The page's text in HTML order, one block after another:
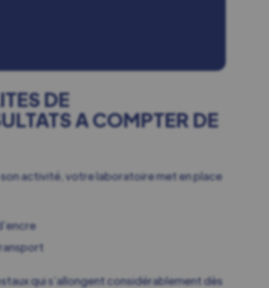
DE
A COMPTER DE
activité, votre laboratoire met en place
qui s’allongent considérablement dès